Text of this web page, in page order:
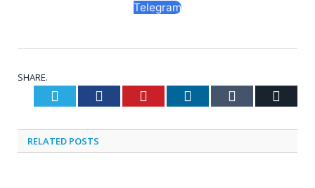
Telegram
SHARE.
Twitter Facebook Pinterest LinkedIn Tumblr
RELATED POSTS